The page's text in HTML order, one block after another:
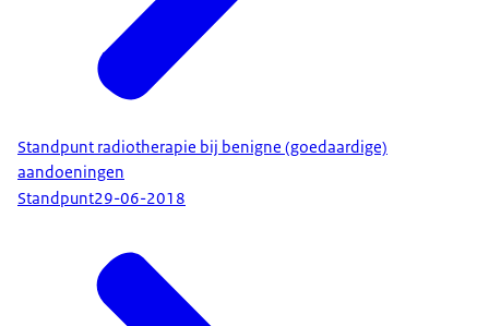
Standpunt radiotherapie bij benigne (goedaardige)
aandoeningen
Standpunt29-06-2018